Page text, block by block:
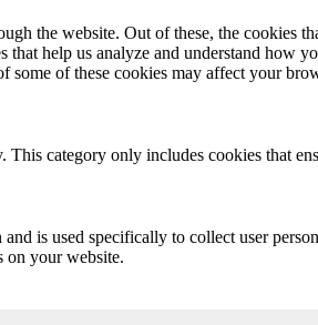
the website. Out of these, the cookies
help us analyze and understand how
of these cookies may affect your
category only includes cookies that
is used specifically to collect user
on your website.